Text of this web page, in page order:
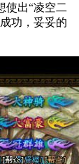
使出“凌空二
功，妥妥的